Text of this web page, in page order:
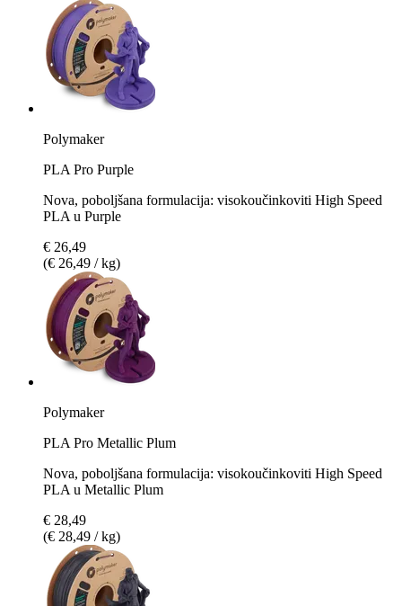
Polymaker
PLA Pro Purple
Nova, poboljšana formulacija: visokoučinkoviti High Speed
PLA u Purple
€ 26,49
(€ 26,49 / kg)
Polymaker
PLA Pro Metallic Plum
Nova, poboljšana formulacija: visokoučinkoviti High Speed
PLA u Metallic Plum
€ 28,49
(€ 28,49 / kg)